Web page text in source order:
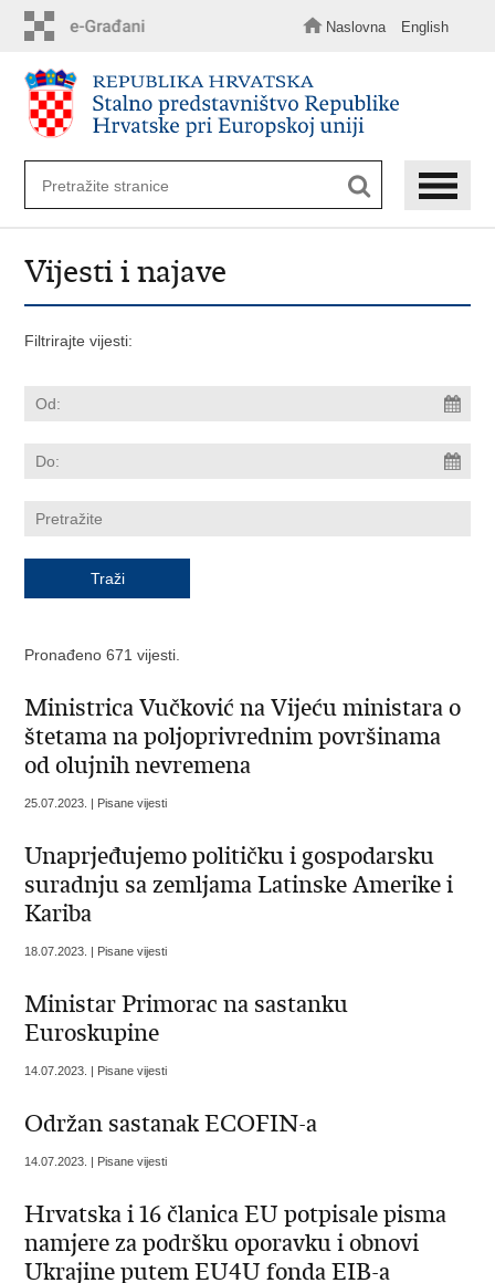
sadržaj
Naslovna English
Vijesti i najave
Filtrirajte vijesti:
Pronađeno 671 vijesti.
Ministrica Vučković na Vijeću ministara o
štetama na poljoprivrednim površinama
od olujnih nevremena
25.07.2023. | Pisane vijesti
Unaprjeđujemo političku i gospodarsku
suradnju sa zemljama Latinske Amerike i
Kariba
18.07.2023. | Pisane vijesti
Ministar Primorac na sastanku
Euroskupine
14.07.2023. | Pisane vijesti
Održan sastanak ECOFIN-a
14.07.2023. | Pisane vijesti
Hrvatska i 16 članica EU potpisale pisma
namjere za podršku oporavku i obnovi
Ukrajine putem EU4U fonda EIB-a